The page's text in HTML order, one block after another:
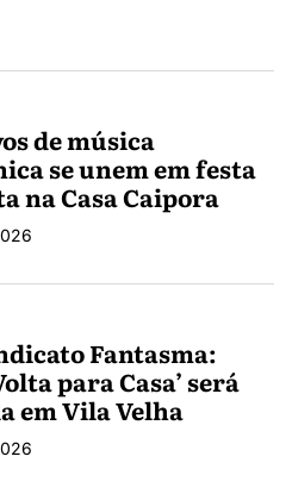
de música
se unem em festa
na Casa Caipora
Fantasma:
para Casa’ será
em Vila Velha